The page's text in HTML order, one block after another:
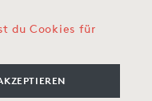
du Cookies für